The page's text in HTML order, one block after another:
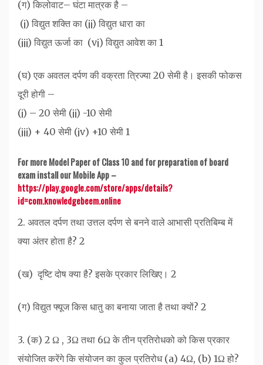
‌(ग) किलोवाट– घंटा मात्रक है –
‌ (¡) विद्युत शक्ति का‌ (¡¡) विद्युत धारा का
(¡¡¡) विद्युत ऊर्जा का ‌ (v¡) विद्युत आवेश का 1
(घ) एक अवतल दर्पण की वक्रता त्रिज्या 20 सेमी है। इसकी फोकस
दूरी होगी –
(¡) – 20 सेमी (¡¡) -10 सेमी
(¡¡¡) + 40 सेमी‌ ‌(¡v) +10 सेमी 1
For more Model Paper of Class 10 and for preparation of board
exam install our Mobile App –
https://play.google.com/store/apps/details?
id=com.knowledgebeem.online
2. अवतल दर्पण तथा उत्तल दर्पण से बनने वाले आभासी प्रतिबिम्ब में
क्या अंतर होता है? 2
(ख) ‌ दृष्टि दोष क्या है? इसके प्रकार लिखिए। 2
(ग) विद्युत फ्यूज किस धातु का बनाया जाता है तथा क्यों? 2
3. (क) 2 Ω , 3Ω तथा 6Ω के तीन प्रतिरोधको को किस प्रकार
संयोजित करेंगे कि संयोजन का कुल प्रतिरोध (a) 4Ω, (b) 1Ω हो?